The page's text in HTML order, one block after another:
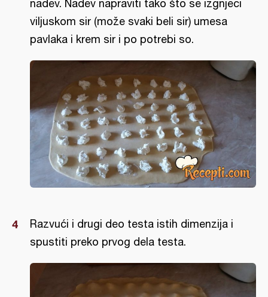
nadev. Nadev napraviti tako što se izgnjeci
viljuskom sir (može svaki beli sir) umesa
pavlaka i krem sir i po potrebi so.
Razvući i drugi deo testa istih dimenzija i
spustiti preko prvog dela testa.